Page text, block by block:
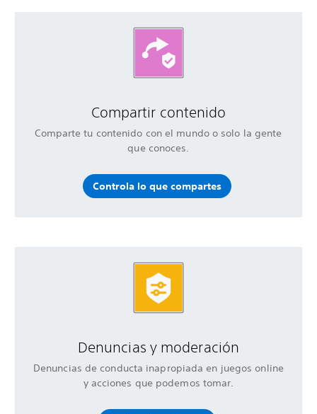
Compartir contenido
Comparte tu contenido con el mundo o solo la gente
que conoces.
Controla lo que compartes
Denuncias y moderación
Denuncias de conducta inapropiada en juegos online
y acciones que podemos tomar.